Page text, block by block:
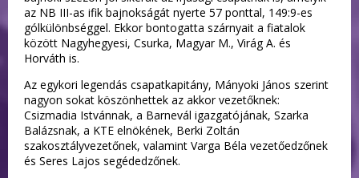
az NB III-as ifik bajnokságát nyerte 57 ponttal, 149:9-es
gólkülönbséggel. Ekkor bontogatta szárnyait a fiatalok
között Nagyhegyesi, Csurka, Magyar M., Virág A. és
Horváth is.
Az egykori legendás csapatkapitány, Mányoki János szerint
nagyon sokat köszönhettek az akkor vezetőknek:
Csizmadia Istvánnak, a Barnevál igazgatójának, Szarka
Balázsnak, a KTE elnökének, Berki Zoltán
szakosztályvezetőnek, valamint Varga Béla vezetőedzőnek
és Seres Lajos segédedzőnek.